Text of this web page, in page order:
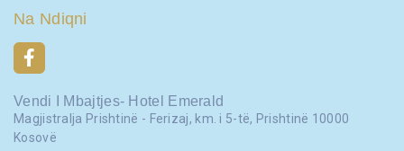
Na Ndiqni
Vendi I Mbajtjes- Hotel Emerald
Magjistralja Prishtinë - Ferizaj, km. i 5-të, Prishtinë 10000
Kosovë